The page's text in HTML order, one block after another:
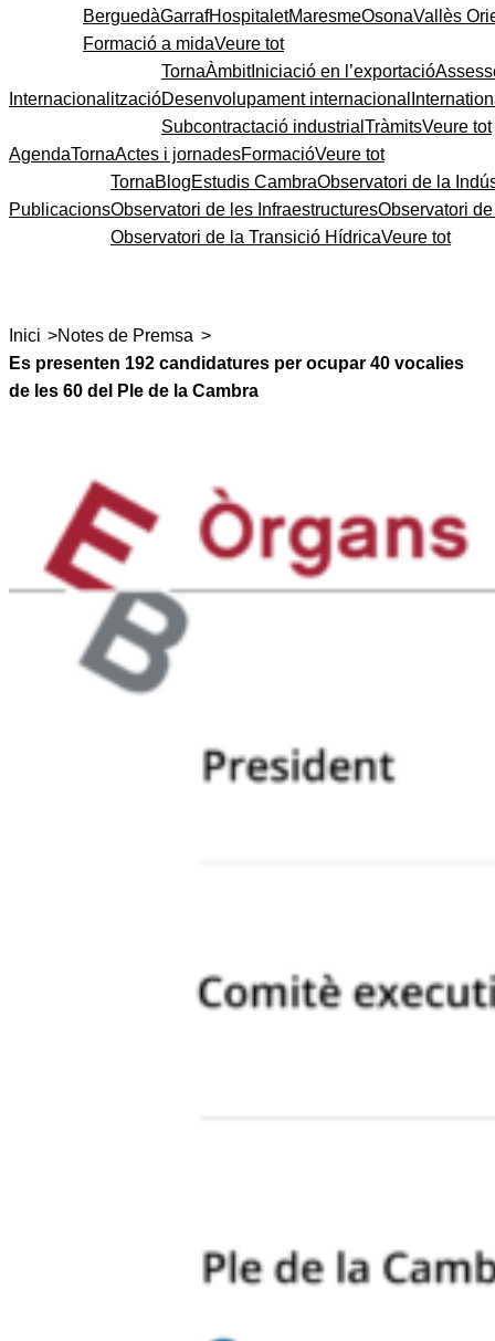
BerguedàGarrafHospitaletMaresmeOsonaVallès
Formació a midaVeure tot
Internacionalització
TornaÀmbitIniciació en l’exportació
Desenvolupament internacional
Subcontractació industrial TràmitsVeure tot
AgendaTornaActes i jornadesFormacióVeure tot
Publicacions
TornaBlogEstudis CambraObservatori de la
Observatori de les InfraestructuresObservatori
Observatori de la Transició HídricaVeure tot
Inici >Notes de Premsa >
Es presenten 192 candidatures per ocupar 40 vocalies
de les 60 del Ple de la Cambra